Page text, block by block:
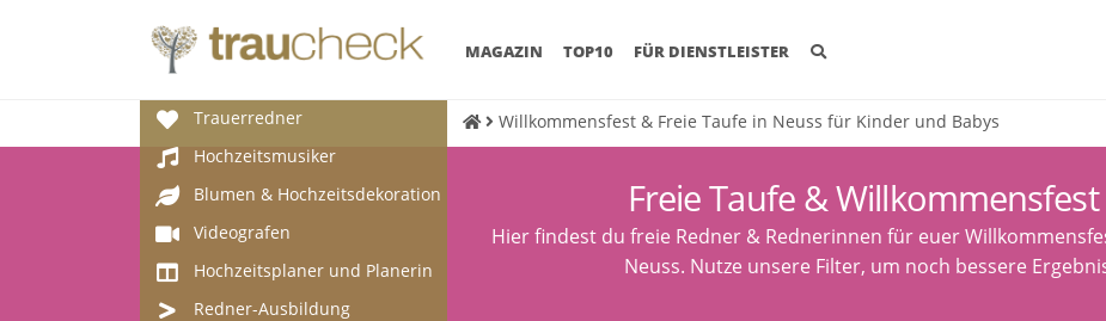
MAGAZIN (CURRENT)
TOP10 FÜR DIENSTLEISTER
Trauerredner
Hochzeitsmusiker
Blumen & Hochzeitsdekoration
Videografen
Hochzeitsplaner und Planerin
Redner-Ausbildung
Willkommensfest & Freie Taufe in Neuss für Kinder und Babys
Freie Taufe &
Hier findest du freie Redner & Rednerinnen für euer
Neuss. Nutze unsere Filter, um noch bessere